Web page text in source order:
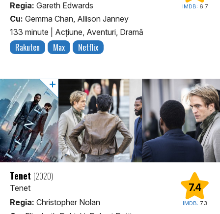
IMDB: 6.7
Regia: Gareth Edwards
Cu: Gemma Chan, Allison Janney
133 minute
Acţiune, Aventuri, Dramă
Rakuten Max Netflix
7.4
IMDB: 7.3
Tenet (2020)
Tenet
Regia: Christopher Nolan